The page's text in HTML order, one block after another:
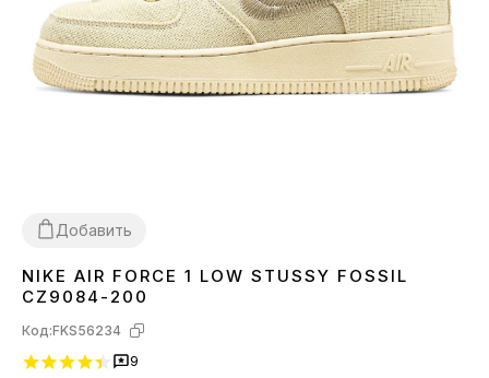
Добавить
3637 40 44
NIKE AIR FORCE 1 LOW STUSSY FOSSIL
CZ9084-200
Код:FKS56234
9